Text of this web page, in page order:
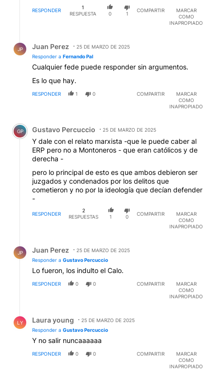
RESPONDER
1
RESPUESTA
0 1
COMPARTIR
MARCAR
COMO
INAPROPIADO
JP Juan Perez
25 DE MARZO DE 2025
Responder a Fernando Pal
Cualquier fede puede responder sin argumentos.
Es lo que hay.
RESPONDER 1 0 COMPARTIR
MARCAR
COMO
INAPROPIADO
Comentario de Gustavo Percuccio.
GP Gustavo Percuccio 25 DE MARZO DE 2025
Y dale con el relato marxista -que le puede caber al
ERP pero no a Montoneros - que eran católicos y de
derecha -
pero lo principal de esto es que ambos debieron ser
juzgados y condenados por los delitos que
cometieron y no por la ideología que decían defender
-
RESPONDER
2
RESPUESTAS
1 0
COMPARTIR
MARCAR
COMO
INAPROPIADO
JP Juan Perez
25 DE MARZO DE 2025
Responder a Gustavo Percuccio
Lo fueron, los indulto el Calo.
RESPONDER 0 0 COMPARTIR
MARCAR
COMO
INAPROPIADO
LY Laura young
25 DE MARZO DE 2025
Responder a Gustavo Percuccio
Y no salir nuncaaaaaa
RESPONDER 0 0 COMPARTIR
MARCAR
COMO
INAPROPIADO